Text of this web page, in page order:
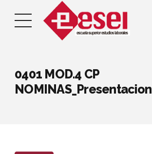
0401 MOD.4 CP
NOMINAS_Presentacion